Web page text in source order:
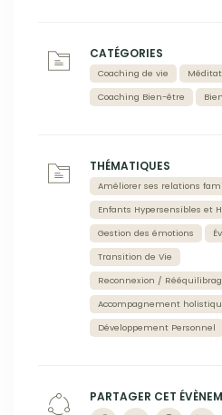
CATÉGORIES
Coaching de vie
Coaching Bien-être
THÉMATIQUES
Améliorer ses relations
Enfants Hypersensibles et
Gestion des émotions
Transition de Vie
Reconnexion /
Accompagnement
Développement Personnel
PARTAGER CET